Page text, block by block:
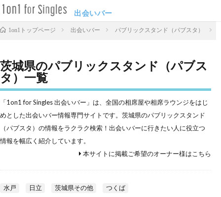
出会いバー
1on1トップページ 出会いバー パブリックスタンド（パブスタ）
茨城県のパブリックスタンド（パブス
タ）一覧
「1on1 for Singles 出会いバー」は、全国の相席屋や相席ラウンジをはじ
めとした出会いバー情報専門サイトです。茨城県のパブリックスタンド
（パブスタ）の情報をラクラク検索！出会いバーに行きたい人に役立つ
情報を幅広く紹介しています。
本サイトに掲載ご希望のオーナー様はこちら
水戸 日立 茨城県その他 つくば